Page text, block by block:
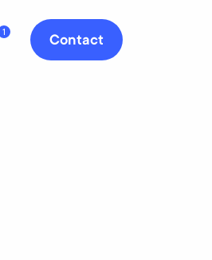
1
Contact